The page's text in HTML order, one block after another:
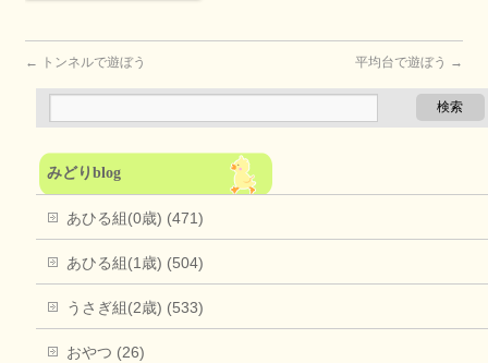
← トンネルで遊ぼう 平均台で遊ぼう →
みどりblog
あひる組(0歳) (471)
あひる組(1歳) (504)
うさぎ組(2歳) (533)
おやつ (26)